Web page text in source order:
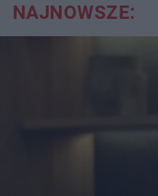
NAJNOWSZE: